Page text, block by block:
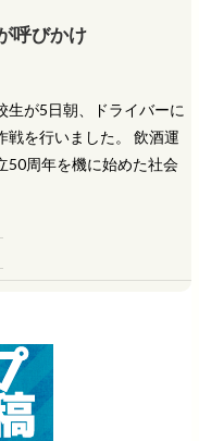
呼びかけ
生が5日朝、ドライバーに
戦を行いました。 飲酒運
50周年を機に始めた社会